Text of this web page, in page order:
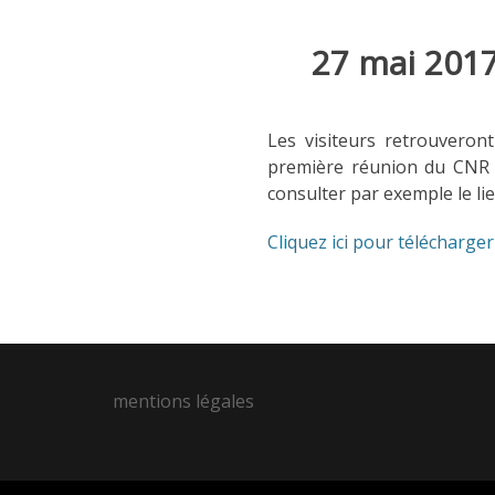
27 mai
Les visiteurs
première réunion du
consulter par exemple le
Cliquez ici pour
mentions légales